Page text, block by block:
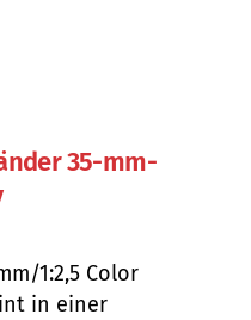
35-mm-
1:2,5 Color
in einer